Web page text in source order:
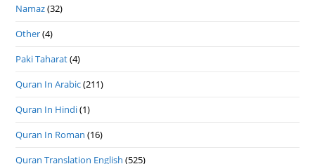
Namaz(32)
Other(4)
Paki Taharat(4)
Quran In Arabic(211)
Quran In Hindi(1)
Quran In Roman (16)
Quran Translation English (525)